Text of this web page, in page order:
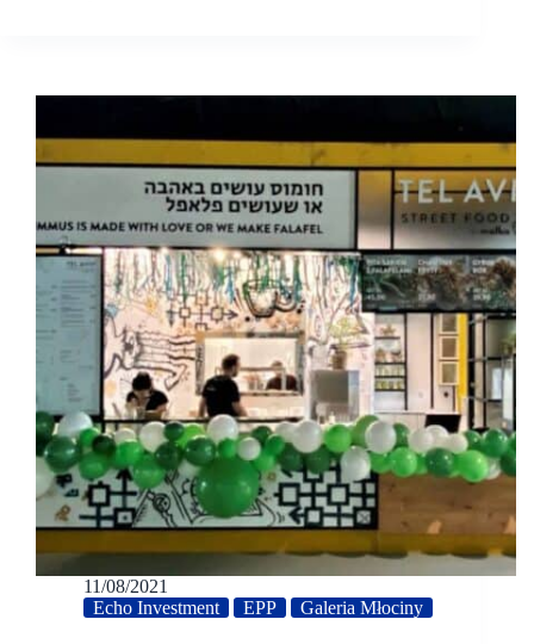
11/08/2021
Echo Investment
EPP Galeria Młociny